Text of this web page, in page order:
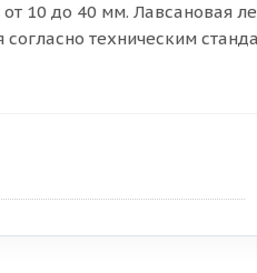
10 до 40 мм. Лавсановая
техническим